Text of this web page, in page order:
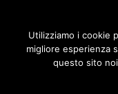
© 1999 - 2025
Utilizziamo i cookie
migliore esperienza
questo sito